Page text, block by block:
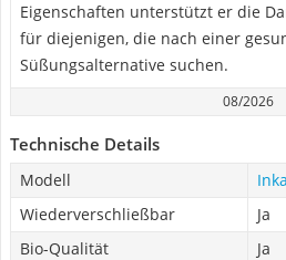
Eigenschaften unterstützt er die
für diejenigen, die nach einer
Süßungsalternative suchen.
08/2026
Technische Details
Modell
Wiederverschließbar
Ja
Bio-Qualität
Ja